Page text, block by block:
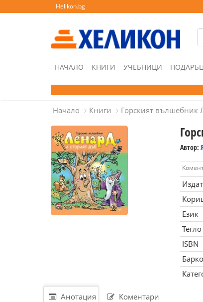
Helikon.bg
НАЧАЛО КНИГИ УЧЕБНИЦИ
Начало Книги Горският вълшебник
Автор:
Език
Тегло
ISBN
Анотация Коментари